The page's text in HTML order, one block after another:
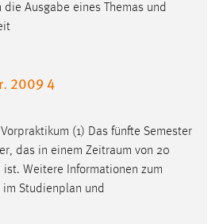
die Ausgabe eines Themas und
2009 4
(1) Das fünfte Semester
das in einem Zeitraum von 20
Weitere Informationen zum
im Studienplan und